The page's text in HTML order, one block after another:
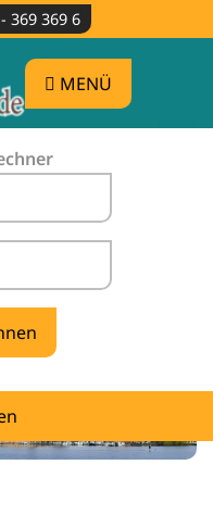
369 369 6
MENÜ